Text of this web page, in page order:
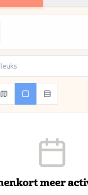
meer